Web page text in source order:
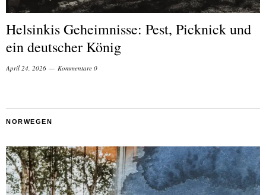
Helsinkis Geheimnisse: Pest, Picknick und
ein deutscher König
April 24, 2026 Kommentare 0
NORWEGEN